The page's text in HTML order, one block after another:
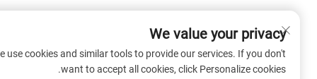
We value your privacy
We use cookies and similar tools to provide our services. If you don't
want to accept all cookies, click Personalize cookies.